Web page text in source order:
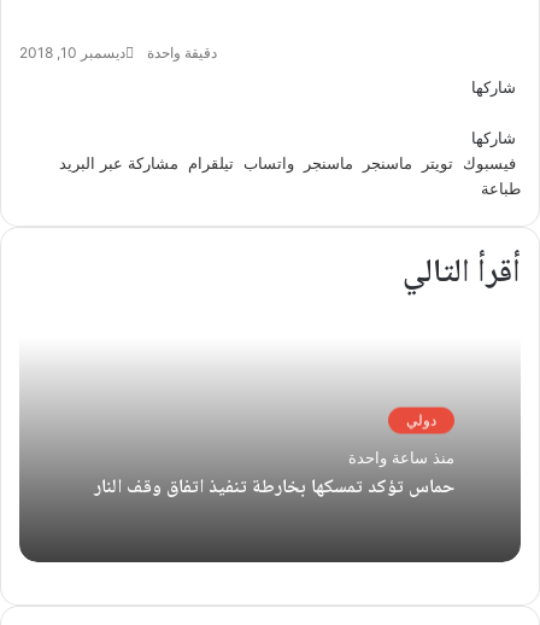
ديسمبر 10, 2018 دقيقة واحدة
شاركها
عبر
البريد
شاركها
فيسبوك تويتر ماسنجر ماسنجر واتساب تيلقرام
مشاركة عبر البريد
طباعة
أقرأ التالي
دولي
منذ ساعة واحدة
حماس تؤكد تمسكها بخارطة تنفيذ اتفاق وقف النار